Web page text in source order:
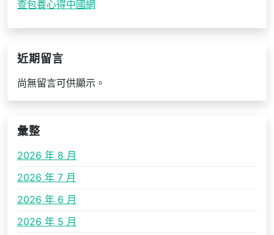
查包養心得中國網
近期留言
尚無留言可供顯示。
彙整
2026 年 8 月
2026 年 7 月
2026 年 6 月
2026 年 5 月